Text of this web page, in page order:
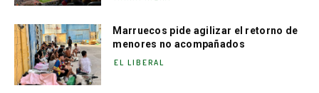
Marruecos pide agilizar el retorno de
menores no acompañados
EL LIBERAL